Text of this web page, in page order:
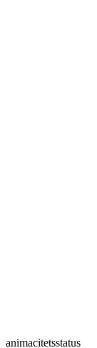
animacitetsstatus